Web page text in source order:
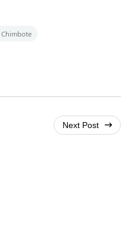
Chimbote
Next Post